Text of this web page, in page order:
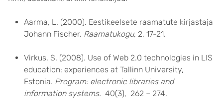
Aarma, L. (2000). Eestikeelsete raamatute kirjastaja
Johann Fischer. Raamatukogu, 2, 17-21.
Virkus, S. (2008). Use of Web 2.0 technologies in LIS
education: experiences at Tallinn University,
Estonia. Program: electronic libraries and
information systems. 40(3), 262 – 274.